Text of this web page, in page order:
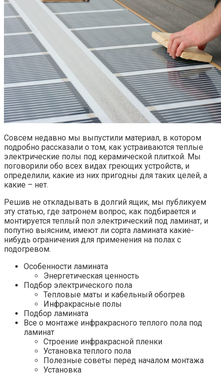
Совсем недавно мы выпустили материал, в котором
подробно рассказали о том, как устраиваются теплые
электрические полы под керамической плиткой. Мы
поговорили обо всех видах греющих устройств, и
определили, какие из них пригодны для таких целей, а
какие – нет.
Решив не откладывать в долгий ящик, мы публикуем
эту статью, где затронем вопрос, как подбирается и
монтируется теплый пол электрический под ламинат, и
попутно выясним, имеют ли сорта ламината какие-
нибудь ограничения для применения на полах с
подогревом.
Особенности ламината
Энергетическая ценность
Подбор электрического пола
Тепловые маты и кабельный обогрев
Инфракрасные полы
Подбор ламината
Все о монтаже инфракрасного теплого пола под
ламинат
Строение инфракрасной пленки
Установка теплого пола
Полезные советы перед началом монтажа
Установка